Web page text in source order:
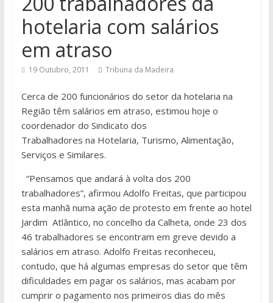
hotelaria com salários
em atraso
19 Outubro, 2011 Tribuna da Madeira
Cerca de 200 funcionários do setor da hotelaria na
Região têm salários em atraso, estimou hoje o
coordenador do Sindicato dos
Trabalhadores na Hotelaria, Turismo, Alimentação,
Serviços e Similares.
“Pensamos que andará à volta dos 200
trabalhadores”, afirmou Adolfo Freitas, que participou
esta manhã numa ação de protesto em frente ao hotel
Jardim Atlântico, no concelho da Calheta, onde 23 dos
46 trabalhadores se encontram em greve devido a
salários em atraso. Adolfo Freitas reconheceu,
contudo, que há algumas empresas do setor que têm
dificuldades em pagar os salários, mas acabam por
cumprir o pagamento nos primeiros dias do mês